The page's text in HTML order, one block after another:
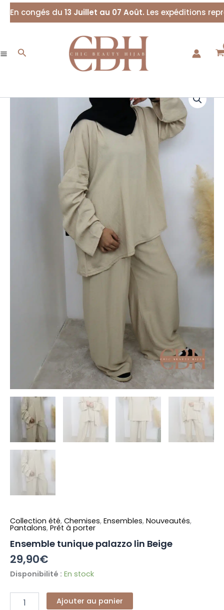
Aller
En congés du 13 Juillet au 07 Août. Les expéditions
Rechercher
Collection été, Chemises, Ensembles, Nouveautés,
Pantalons, Prêt à porter
Ensemble tunique palazzo lin Beige
29,90€
Disponibilité : En stock
de
Ajouter au panier